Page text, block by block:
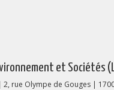
et Sociétés
2, rue Olympe de Gouges |